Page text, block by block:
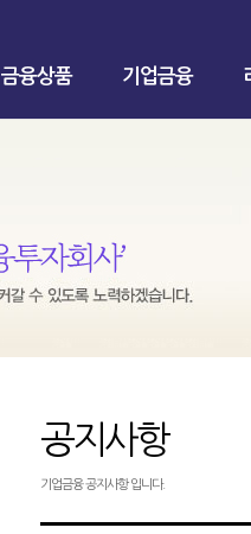
금융상품 기업금융
공지사항
기업금융 공지사항 입니다.